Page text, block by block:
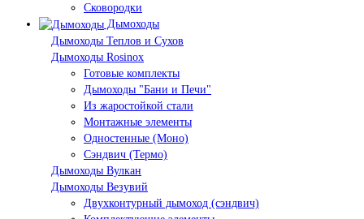
Сковородки
Дымоходы
Дымоходы Теплов и Сухов
Дымоходы Rosinox
Готовые комплекты
Дымоходы "Бани и Печи"
Из жаростойкой стали
Монтажные элементы
Одностенные (Моно)
Сэндвич (Термо)
Дымоходы Вулкан
Дымоходы Везувий
Двухконтурный дымоход (сэндвич)